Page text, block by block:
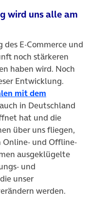
wird uns alle am
E-Commerce und
noch stärkeren
haben wird. Noch
Entwicklung.
mit dem
in Deutschland
hat und die
über uns fliegen,
Online- und Offline-
ausgeklügelte
und
unser
werden.